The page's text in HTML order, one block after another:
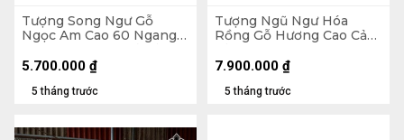
Tượng Song Ngư Gỗ
Ngọc Am Cao 60 Ngang
70 - 15kg
5 tháng trước
5.700.000 ₫
Tượng Ngũ Ngư Hóa
Rồng Gỗ Hương Cao Cả
(cm) - 18kg - Kỷ Cao 10
5 tháng trước
7.900.000 ₫